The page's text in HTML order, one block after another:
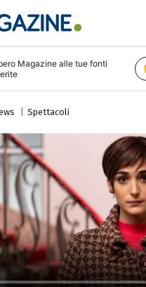
Magazine alle tue fonti
Spettacoli